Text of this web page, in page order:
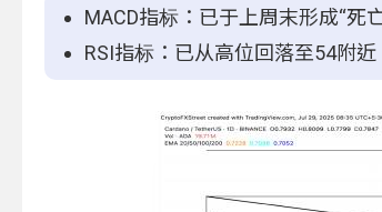
MACD指标：已于上周末形成“死
RSI指标：已从高位回落至54附